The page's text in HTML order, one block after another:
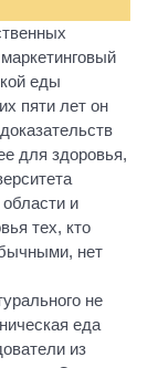
еды
пяти лет он
для здоровья,
и
тех, кто
нет
не
еда
из